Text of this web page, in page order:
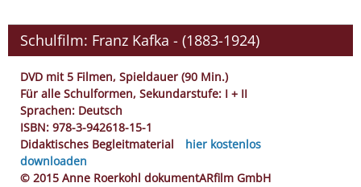
Schulfilm: Franz Kafka - (1883-1924)
DVD mit 5 Filmen, Spieldauer (90 Min.)
Für alle Schulformen, Sekundarstufe: I + II
Sprachen: Deutsch
ISBN: 978-3-942618-15-1
Didaktisches Begleitmaterial
hier kostenlos
downloaden
© 2015 Anne Roerkohl dokumentARfilm GmbH